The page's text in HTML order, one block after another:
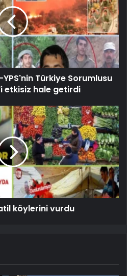
Türkiye Sorumlusu
etkisiz hale getirdi
köylerini vurdu